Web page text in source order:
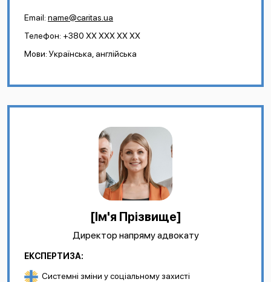
Email: name@caritas.ua
Телефон: +380 XX XXX XX XX
Мови: Українська, англійська
[Ім'я Прізвище]
Директор напряму адвокату
ЕКСПЕРТИЗА:
Системні зміни у соціальному захисті